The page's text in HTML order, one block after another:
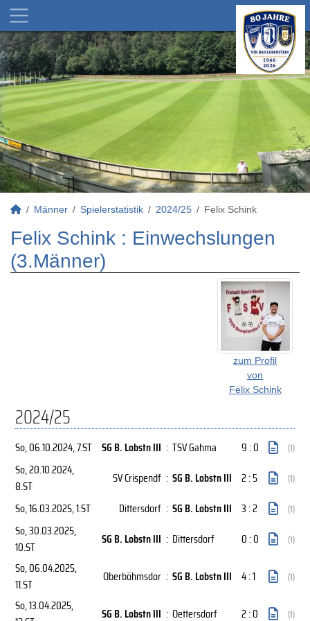
Männer Spielerstatistik 2024/25 Felix Schink
Felix Schink : Einwechslungen
(3.Männer)
zum Profil
von
Felix Schink
2024/25
So, 06.10.2024, 7.ST SG B. Lobstn III : TSV Gahma 9 : 0 (1)
So, 20.10.2024,
8.ST
SV Crispendf : SG B. Lobstn III 2 : 5 (1)
So, 16.03.2025, 1.ST Dittersdorf : SG B. Lobstn III 3 : 2 (1)
So, 30.03.2025,
10.ST
SG B. Lobstn III : Dittersdorf 0 : 0 (1)
So, 06.04.2025,
11.ST
Oberböhmsdor : SG B. Lobstn III 4 : 1 (1)
So, 13.04.2025,
SG B. Lobstn III : Oettersdorf 2 : 0 (1)